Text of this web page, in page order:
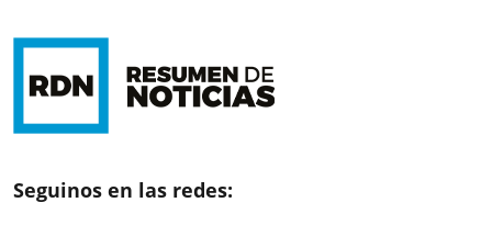
Seguinos en las redes: